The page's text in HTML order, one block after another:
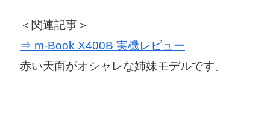
＜関連記事＞
⇒ m-Book X400B 実機レビュー
赤い天面がオシャレな姉妹モデルです。